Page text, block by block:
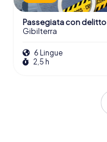
Passegiata con delitto
Gibilterra
6 Lingue
2,5 h